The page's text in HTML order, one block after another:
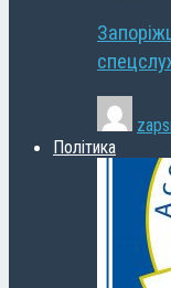
Політика